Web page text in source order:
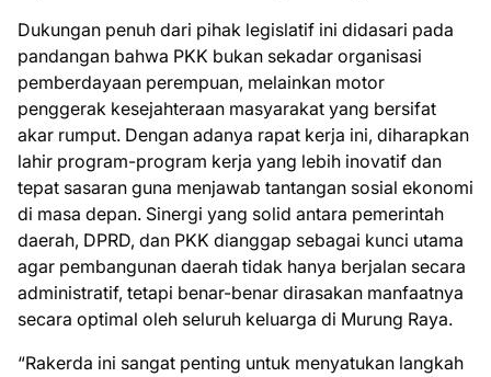
​Dukungan penuh dari pihak legislatif ini didasari pada
pandangan bahwa PKK bukan sekadar organisasi
pemberdayaan perempuan, melainkan motor
penggerak kesejahteraan masyarakat yang bersifat
akar rumput. Dengan adanya rapat kerja ini, diharapkan
lahir program-program kerja yang lebih inovatif dan
tepat sasaran guna menjawab tantangan sosial ekonomi
di masa depan. Sinergi yang solid antara pemerintah
daerah, DPRD, dan PKK dianggap sebagai kunci utama
agar pembangunan daerah tidak hanya berjalan secara
administratif, tetapi benar-benar dirasakan manfaatnya
secara optimal oleh seluruh keluarga di Murung Raya.
​“Rakerda ini sangat penting untuk menyatukan langkah